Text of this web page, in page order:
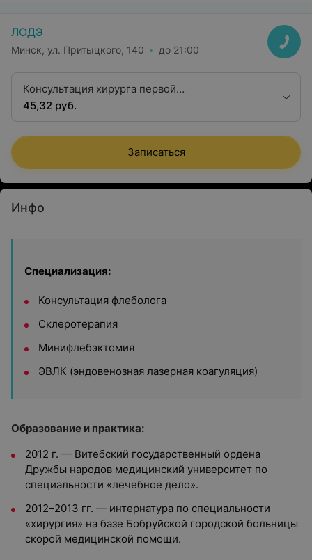
ЛОДЭ
Минск, ул. Притыцкого, 140 до 21:00
Консультация хирурга первой
квалификационной категории
45,32 руб.
Записаться
Инфо
Специализация:
Консультация флеболога
Склеротерапия
Минифлебэктомия
ЭВЛК (эндовенозная лазерная коагуляция)
Образование и практика:
2012 г. — Витебский государственный ордена
Дружбы народов медицинский университет по
специальности «лечебное дело».
2012–2013 гг. — интернатура по специальности
«хирургия» на базе Бобруйской городской больницы
скорой медицинской помощи.